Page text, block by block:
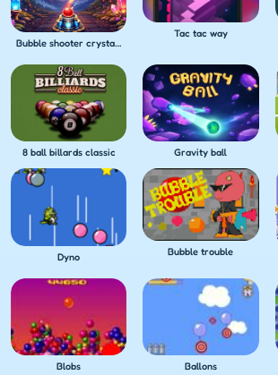
Bubble shooter crystal hunt
Tac tac way
8 ball billards classic Gravity ball
Dyno Bubble trouble
Blobs Ballons